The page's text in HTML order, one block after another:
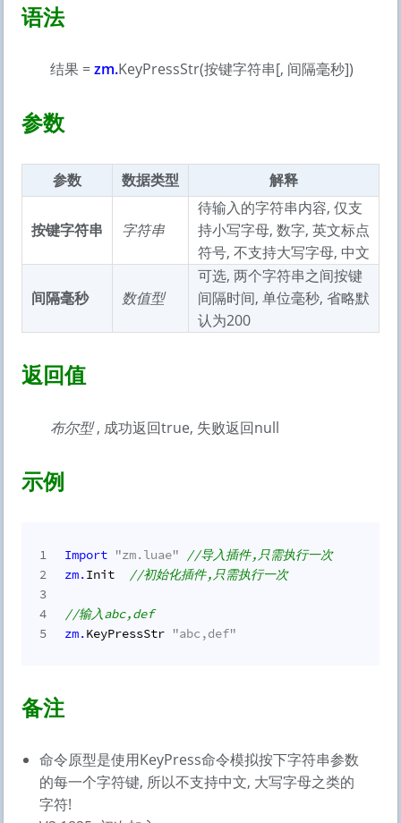
语法
结果 =zm.KeyPressStr(按键字符串[, 间隔毫秒])
参数
参数 数据类型 解释
按键字符串 字符串
待输入的字符串内容, 仅支
持小写字母, 数字, 英文标点
符号, 不支持大写字母, 中文
间隔毫秒 数值型
可选, 两个字符串之间按键
间隔时间, 单位毫秒, 省略默
认为200
返回值
布尔型, 成功返回true, 失败返回null
示例
1
2
3
4
5
Import "zm.luae"
//导入插件,只需执行一次
zm.Init //初始化插件,只需执行一次
//输入abc,def
zm.KeyPressStr "abc,def"
备注
命令原型是使用KeyPress命令模拟按下字符串参数
的每一个字符键, 所以不支持中文, 大写字母之类的
字符!